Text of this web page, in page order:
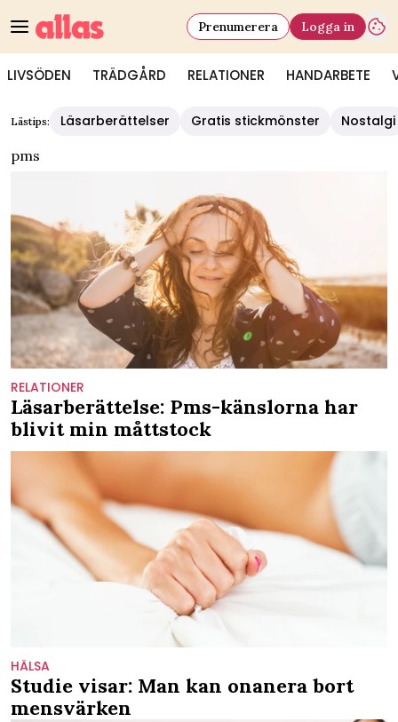
LIVSÖDEN TRÄDGÅRD RELATIONER HANDARBETE
Prenumerera Logga in
Lästips: Läsarberättelser Gratis stickmönster
Nostalgi
pms
RELATIONER
Läsarberättelse: Pms-känslorna har
blivit min måttstock
HÄLSA
Studie visar: Man kan onanera bort
mensvärken